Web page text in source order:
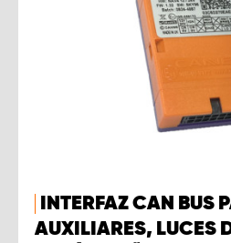
INTERFAZ CAN BUS
AUXILIARES, LUCES